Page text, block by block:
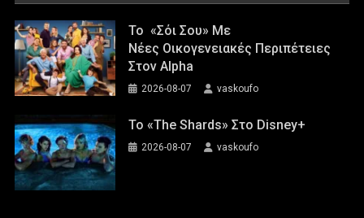
Το «Σόι Σου» Με
Νέες Οικογενειακές Περιπέτειες
Στον Alpha
2026-08-07 vaskoufo
To «The Shards» Στο Disney+
2026-08-07 vaskoufo